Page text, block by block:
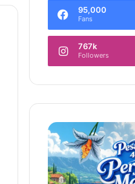
95,000
Fans
767k
Followers